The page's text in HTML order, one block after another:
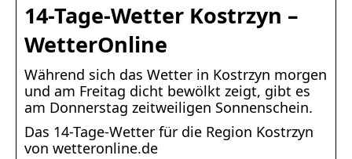
14-Tage-Wetter Kostrzyn –
WetterOnline
Während sich das Wetter in Kostrzyn morgen
und am Freitag dicht bewölkt zeigt, gibt es
am Donnerstag zeitweiligen Sonnenschein.
Das 14-Tage-Wetter für die Region Kostrzyn
von wetteronline.de